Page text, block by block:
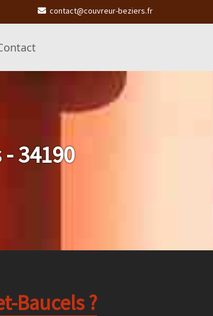
contact@couvreur-beziers.fr
34190
Baucels ?